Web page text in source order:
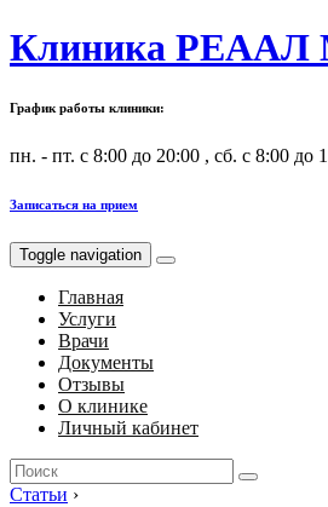
Клиника
График работы клиники:
пн. - пт. с 8:00 до 20:00 , сб. с 8:00 до
Записаться на прием
Toggle navigation
Главная
Услуги
Врачи
Документы
Отзывы
О клинике
Личный кабинет
Search
for:
Статьи ›